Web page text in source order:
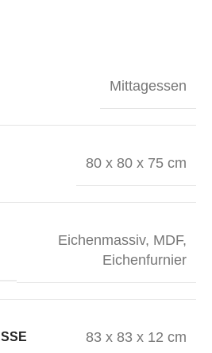
Mittagessen
80 x 80 x 75 cm
Eichenmassiv, MDF,
Eichenfurnier
83 x 83 x 12 cm